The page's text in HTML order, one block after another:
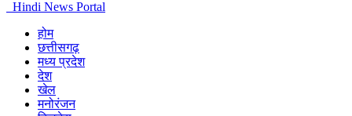
Hindi News Portal
होम
छत्तीसगढ़
मध्य प्रदेश
देश
खेल
मनोरंजन